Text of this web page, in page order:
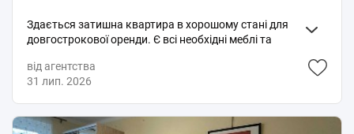
Здається затишна квартира в хорошому стані для
довгострокової оренди. Є всі необхідні меблі та
Зручне розташування, поруч магазини, громадський
транспорт та інша необхідна інфраструктура.
від агентства
31 лип. 2026